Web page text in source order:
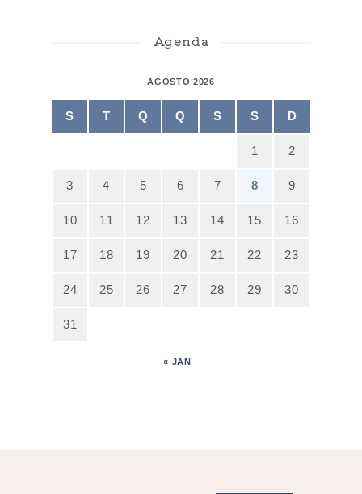
Agenda
AGOSTO 2026
S T Q Q S S D
1 2
3 4 5 6 7 8 9
10 11 12 13 14 15 16
17 18 19 20 21 22 23
24 25 26 27 28 29 30
31
« JAN